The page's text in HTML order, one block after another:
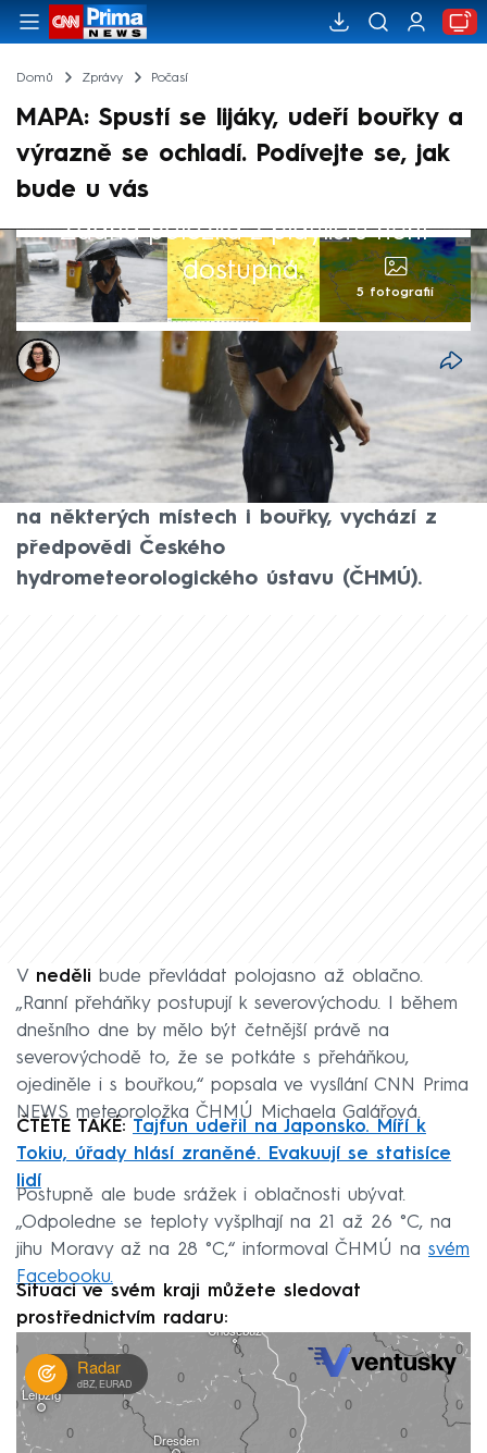
Domů Zprávy Počasí
MAPA: Spustí se lijáky, udeří bouřky a
výrazně se ochladí. Podívejte se, jak
bude u vás
Žádná položka z playlistu není
dostupná.
5 fotografií
Dominika Fuchsová
7. čvn 2026, 07:45
Neděle a začátek týdne budou ještě
poměrně slunečné. Od středy se ale
výrazně ochladí, udeří intenzivní srážky a
na některých místech i bouřky, vychází z
předpovědi Českého
hydrometeorologického ústavu (ČHMÚ).
V neděli bude převládat polojasno až oblačno.
„Ranní přeháňky postupují k severovýchodu. I během
dnešního dne by mělo být četnější právě na
severovýchodě to, že se potkáte s přeháňkou,
ojediněle i s bouřkou,“ popsala ve vysílání CNN Prima
NEWS meteoroložka ČHMÚ Michaela Galářová.
ČTĚTE TAKÉ: Tajfun udeřil na Japonsko. Míří k
Tokiu, úřady hlásí zraněné. Evakuují se statisíce
lidí
Postupně ale bude srážek i oblačnosti ubývat.
„Odpoledne se teploty vyšplhají na 21 až 26 °C, na
jihu Moravy až na 28 °C,“ informoval ČHMÚ na svém
Facebooku.
Situaci ve svém kraji můžete sledovat
prostřednictvím radaru: